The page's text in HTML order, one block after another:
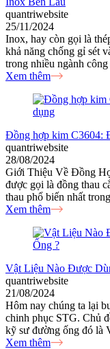
quantriwebsite
25/11/2024
Inox, hay còn gọi là
khả năng chống gỉ sét
trong nhiều ngành
Xem thêm
Đồng hợp kim C3604:
quantriwebsite
28/08/2024
Giới Thiệu Về Đồng
được gọi là đồng thau
thau phổ biến nhất
Xem thêm
Vật Liệu Nào Được
quantriwebsite
21/08/2024
Hôm nay chúng ta lại
chinh phục STG. Chủ
kỹ sư đường ống đó là
Xem thêm